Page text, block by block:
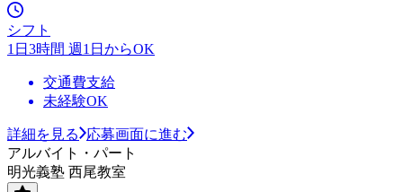
シフト
1日3時間 週1日からOK
交通費支給
未経験OK
詳細を見る
応募画面に進む
アルバイト・パート
明光義塾 西尾教室